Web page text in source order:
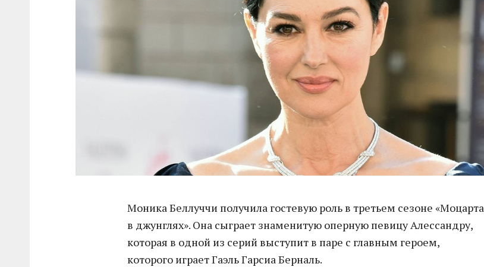
Моника Беллуччи получила гостевую роль в третьем сезоне «Моцарта
в джунглях». Она сыграет знаменитую оперную певицу Алессандру,
которая в одной из серий выступит в паре с главным героем,
которого играет Гаэль Гарсиа Берналь.